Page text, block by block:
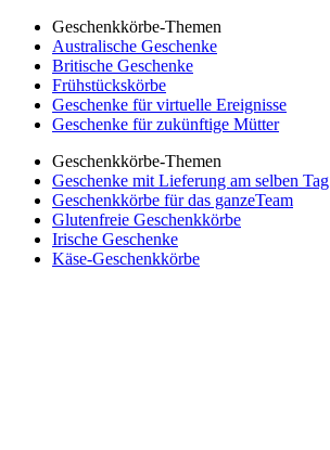
Geschenkkörbe-Themen
Australische Geschenke
Britische Geschenke
Frühstückskörbe
Geschenke für virtuelle Ereignisse
Geschenke für zukünftige Mütter
Geschenkkörbe-Themen
Geschenke mit Lieferung am selben Tag
Geschenkkörbe für das ganzeTeam
Glutenfreie Geschenkkörbe
Irische Geschenke
Käse-Geschenkkörbe